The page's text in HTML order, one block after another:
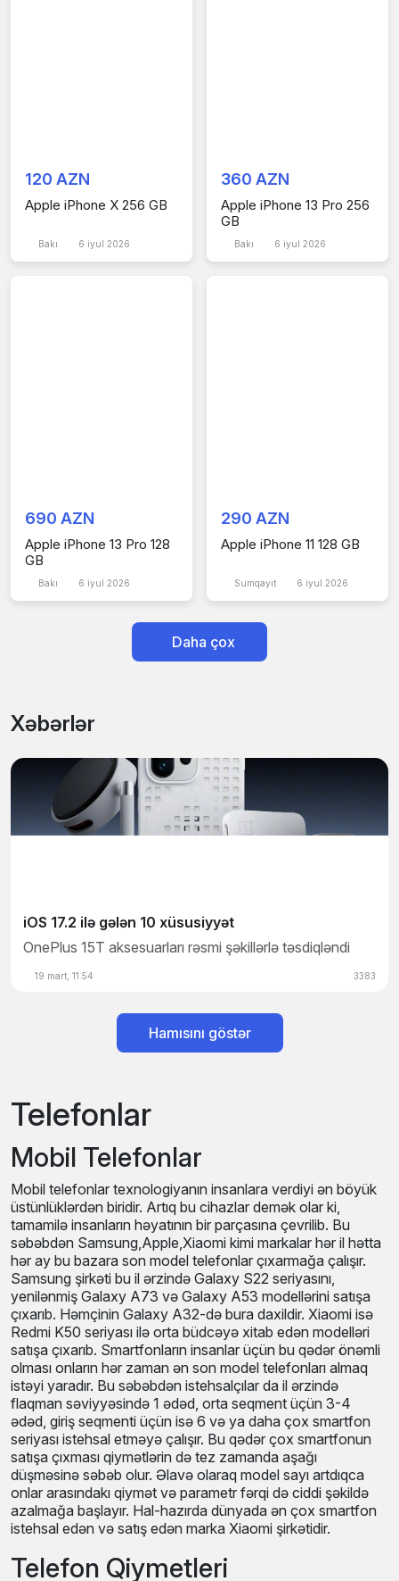
120 AZN
Apple iPhone X 256 GB
Bakı 6 iyul 2026
360 AZN
Apple iPhone 13 Pro 256
GB
Bakı 6 iyul 2026
690 AZN
Apple iPhone 13 Pro 128
GB
Bakı 6 iyul 2026
290 AZN
Apple iPhone 11 128 GB
Sumqayıt 6 iyul 2026
Daha çox
Xəbərlər
iOS 17.2 ilə gələn 10 xüsusiyyət
OnePlus 15T aksesuarları rəsmi şəkillərlə təsdiqləndi
19 mart, 11:54 18 mart, 10:01
Hamısını göstər
Telefonlar
Mobil Telefonlar
Mobil telefonlar texnologiyanın insanlara verdiyi ən böyük
üstünlüklərdən biridir. Artıq bu cihazlar demək olar ki,
tamamilə insanların həyatının bir parçasına çevrilib. Bu
səbəbdən Samsung,Apple,Xiaomi kimi markalar hər il hətta
hər ay bu bazara son model telefonlar çıxarmağa çalışır.
Samsung şirkəti bu il ərzində Galaxy S22 seriyasını,
yenilənmiş Galaxy A73 və Galaxy A53 modellərini satışa
çıxarıb. Həmçinin Galaxy A32-də bura daxildir. Xiaomi isə
Redmi K50 seriyası ilə orta büdcəyə xitab edən modelləri
satışa çıxarıb. Smartfonların insanlar üçün bu qədər önəmli
olması onların hər zaman ən son model telefonları almaq
istəyi yaradır. Bu səbəbdən istehsalçılar da il ərzində
flaqman səviyyəsində 1 ədəd, orta seqment üçün 3-4
ədəd, giriş seqmenti üçün isə 6 və ya daha çox smartfon
seriyası istehsal etməyə çalışır. Bu qədər çox smartfonun
satışa çıxması qiymətlərin də tez zamanda aşağı
düşməsinə səbəb olur. Əlavə olaraq model sayı artdıqca
onlar arasındakı qiymət və parametr fərqi də ciddi şəkildə
azalmağa başlayır. Hal-hazırda dünyada ən çox smartfon
istehsal edən və satış edən marka Xiaomi şirkətidir.
Telefon Qiymetleri